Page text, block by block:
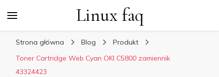
Linux faq
Strona główna Blog
Produkt
Toner Cartridge Web Cyan OKI C5800 zamiennik
43324423